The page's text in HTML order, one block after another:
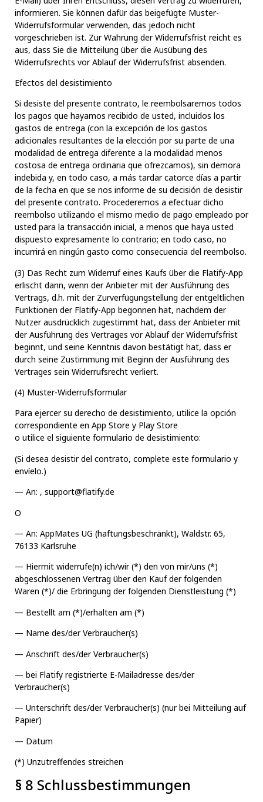
informieren. Sie können dafür das beigefügte Muster-
Widerrufsformular verwenden, das jedoch nicht
vorgeschrieben ist. Zur Wahrung der Widerrufsfrist reicht es
aus, dass Sie die Mitteilung über die Ausübung des
Widerrufsrechts vor Ablauf der Widerrufsfrist absenden.
Efectos del desistimiento
Si desiste del presente contrato, le reembolsaremos todos
los pagos que hayamos recibido de usted, incluidos los
gastos de entrega (con la excepción de los gastos
adicionales resultantes de la elección por su parte de una
modalidad de entrega diferente a la modalidad menos
costosa de entrega ordinaria que ofrezcamos), sin demora
indebida y, en todo caso, a más tardar catorce días a partir
de la fecha en que se nos informe de su decisión de desistir
del presente contrato. Procederemos a efectuar dicho
reembolso utilizando el mismo medio de pago empleado por
usted para la transacción inicial, a menos que haya usted
dispuesto expresamente lo contrario; en todo caso, no
incurrirá en ningún gasto como consecuencia del reembolso.
(3) Das Recht zum Widerruf eines Kaufs über die Flatify-App
erlischt dann, wenn der Anbieter mit der Ausführung des
Vertrags, d.h. mit der Zurverfügungstellung der entgeltlichen
Funktionen der Flatify-App begonnen hat, nachdem der
Nutzer ausdrücklich zugestimmt hat, dass der Anbieter mit
der Ausführung des Vertrages vor Ablauf der Widerrufsfrist
beginnt, und seine Kenntnis davon bestätigt hat, dass er
durch seine Zustimmung mit Beginn der Ausführung des
Vertrages sein Widerrufsrecht verliert.
(4) Muster-Widerrufsformular
Para ejercer su derecho de desistimiento, utilice la opción
correspondiente en App Store y Play Store
o utilice el siguiente formulario de desistimiento:
(Si desea desistir del contrato, complete este formulario y
envíelo.)
— An: , support@flatify.de
O
— An: AppMates UG (haftungsbeschränkt), Waldstr. 65,
76133 Karlsruhe
— Hiermit widerrufe(n) ich/wir (*) den von mir/uns (*)
abgeschlossenen Vertrag über den Kauf der folgenden
Waren (*)/ die Erbringung der folgenden Dienstleistung (*)
— Bestellt am (*)/erhalten am (*)
— Name des/der Verbraucher(s)
— Anschrift des/der Verbraucher(s)
— bei Flatify registrierte E-Mailadresse des/der
Verbraucher(s)
— Unterschrift des/der Verbraucher(s) (nur bei Mitteilung auf
Papier)
— Datum
(*) Unzutreffendes streichen
§ 8 Schlussbestimmungen